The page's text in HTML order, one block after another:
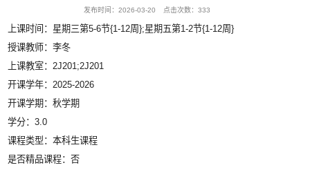
发布时间：2026-03-20 点击次数：333
上课时间：星期三第5-6节{1-12周};星期五第1-2节{1-12周}
授课教师：李冬
上课教室：2J201;2J201
开课学年：2025-2026
开课学期：秋学期
学分：3.0
课程类型：本科生课程
是否精品课程：否